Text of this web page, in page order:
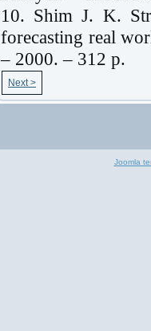
10. Shim J. K.
forecasting real
– 2000. – 312 p.
Next >
Joomla